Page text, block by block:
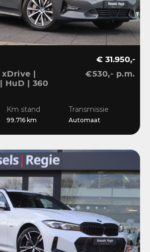
|
HuD | 360
€ 31.950,-
€530,- p.m.
Km stand
99.716 km
Transmissie
Automaat